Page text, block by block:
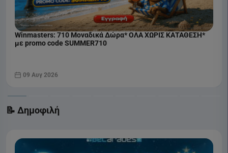
Winmasters: 710 Μοναδικά Δώρα* ΟΛΑ ΧΩΡΙΣ ΚΑΤΑΘΕΣΗ*
με promo code SUMMER710
09 Αυγ 2026
📝 Δημοφιλή